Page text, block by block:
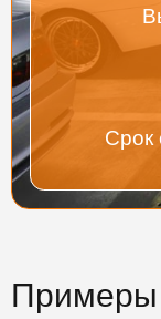
Срок
Примеры